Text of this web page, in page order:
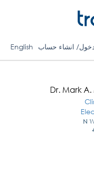
انشاء حساب English
Dr. Mark
375